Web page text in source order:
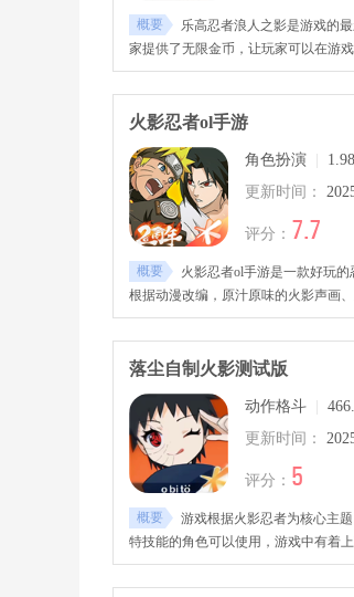
概要
乐高忍者浪人之影是游戏的
家提供了无限金币，让玩家可以在游
题。这是一款忍者主题的乐高游戏，
者的服装。
火影忍者ol手游
角色扮演
更新时间：
评分： 7.7
概要
火影忍者ol手游是一款好玩
根据动漫改编，原汁原味的火影声画
徜徉于忍者大世界中，感兴趣的玩家
落尘自制火影测试版
动作格斗
更新时间：
评分： 5
概要
游戏根据火影忍者为核心主
特技能的角色可以使用，游戏中有着
用，超强的打击手感，超绝的技能搭
用！